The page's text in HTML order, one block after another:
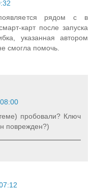
рядом с в
карт после запуска
указанная автором
смогла помочь.
пробовали? Ключ
поврежден?)